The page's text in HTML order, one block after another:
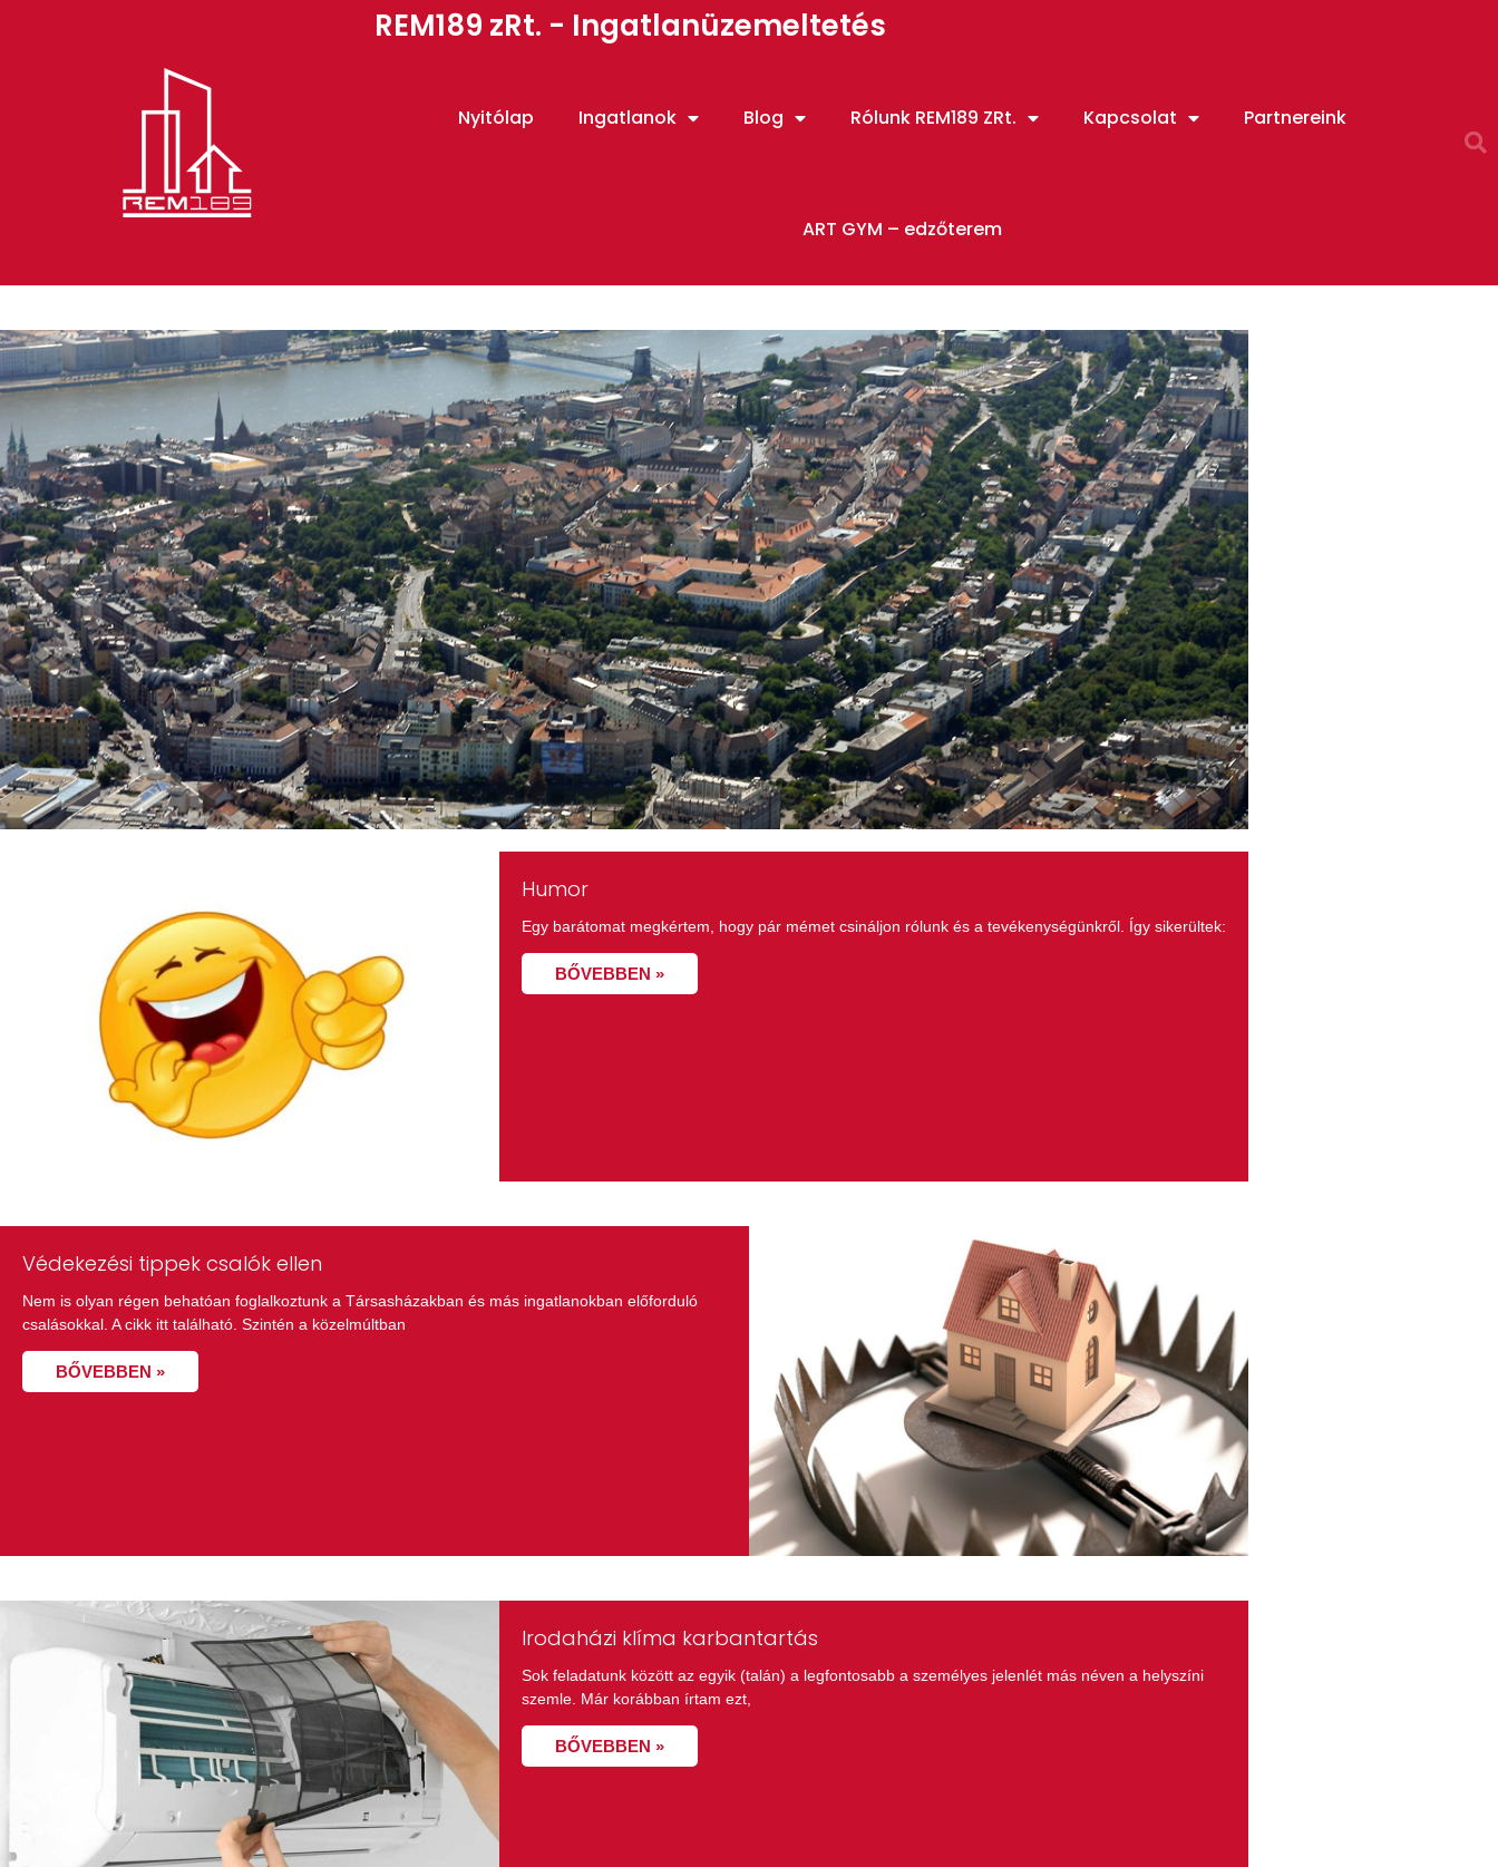
REM189 zRt. - Ingatlanüzemeltetés
Nyitólap Ingatlanok Blog Rólunk REM189 ZRt. Kapcsolat Partnereink
ART GYM – edzőterem
Publikációk Humor
Egy barátomat megkértem, hogy pár mémet csináljon rólunk és a tevékenységünkről. Így sikerültek:
BŐVEBBEN »
Védekezési tippek csalók ellen
Nem is olyan régen behatóan foglalkoztunk a Társasházakban és más ingatlanokban előforduló
csalásokkal. A cikk itt található. Szintén a közelmúltban
BŐVEBBEN »
Irodaházi klíma karbantartás
Sok feladatunk között az egyik (talán) a legfontosabb a személyes jelenlét más néven a helyszíni
szemle. Már korábban írtam ezt,
BŐVEBBEN »